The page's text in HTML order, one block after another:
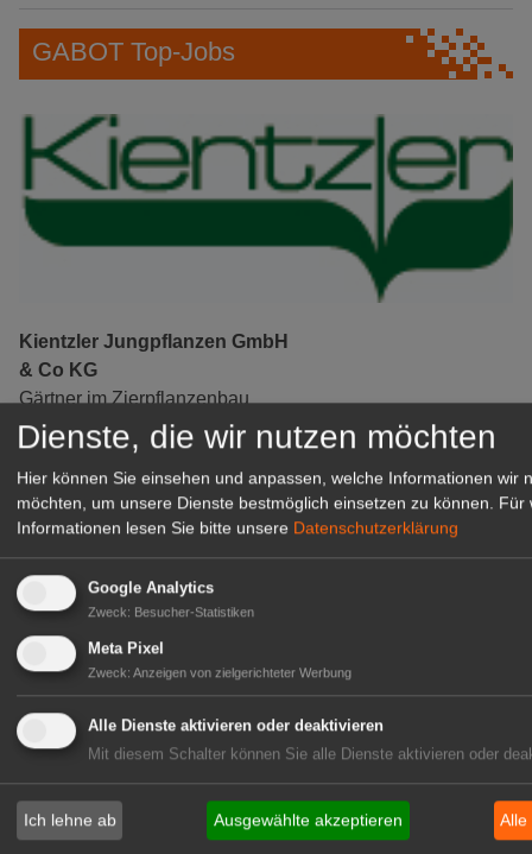
GABOT Top-Jobs
Kientzler Jungpflanzen GmbH
& Co KG
Gärtner im Zierpflanzenbau
(Geselle/Meister/Techniker)
(m/w/d)
Gensingen
zur Stellenanzeige
Dienste, die wir nutzen möchten
Hier können Sie einsehen und anpassen, welche Informationen wir
möchten, um unsere Dienste bestmöglich einsetzen zu können.
Für
Informationen lesen Sie bitte unsere Datenschutzerklärung
Google Analytics
Zweck: Besucher-Statistiken
Meta Pixel
Zweck: Anzeigen von zielgerichteter Werbung
Alle Dienste aktivieren oder deaktivieren
Mit diesem Schalter können Sie alle Dienste aktivieren oder
Ich lehne ab Ausgewählte akzeptieren Alle